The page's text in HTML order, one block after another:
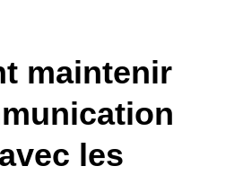
maintenir
les